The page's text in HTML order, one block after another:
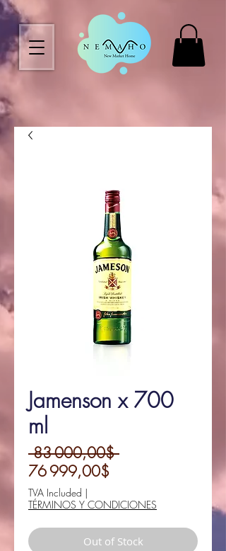
Jamenson x 700
ml
83 000,00$ Regular
76 999,00$Sale
TVA Included |
TÉRMINOS Y CONDICIONES
Out of Stock